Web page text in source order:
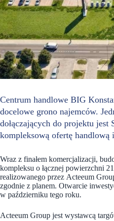
Centrum handlowe BIG
docelowe grono najemców.
dołączających do projektu jest
kompleksową ofertę handlową
Wraz z finałem komercjalizacji,
kompleksu o łącznej powierzchni
realizowanego przez Acteeum
zgodnie z planem. Otwarcie
w październiku tego roku.
Acteeum Group jest wystawcą